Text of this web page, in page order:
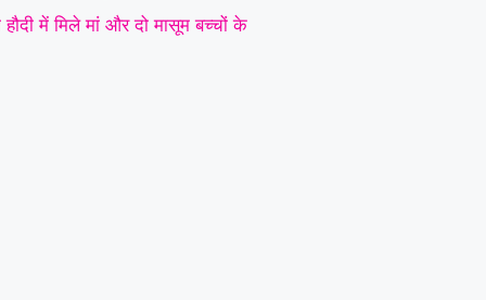
में मिले मां और दो मासूम बच्चों के